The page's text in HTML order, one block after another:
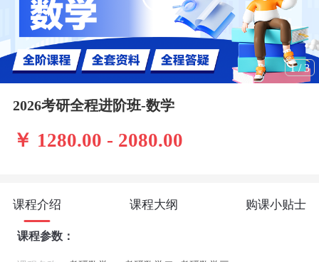
1/3
2026考研全程进阶班-数学
￥ 1280.00 - 2080.00
课程介绍 课程大纲 购课小贴士
课程参数：